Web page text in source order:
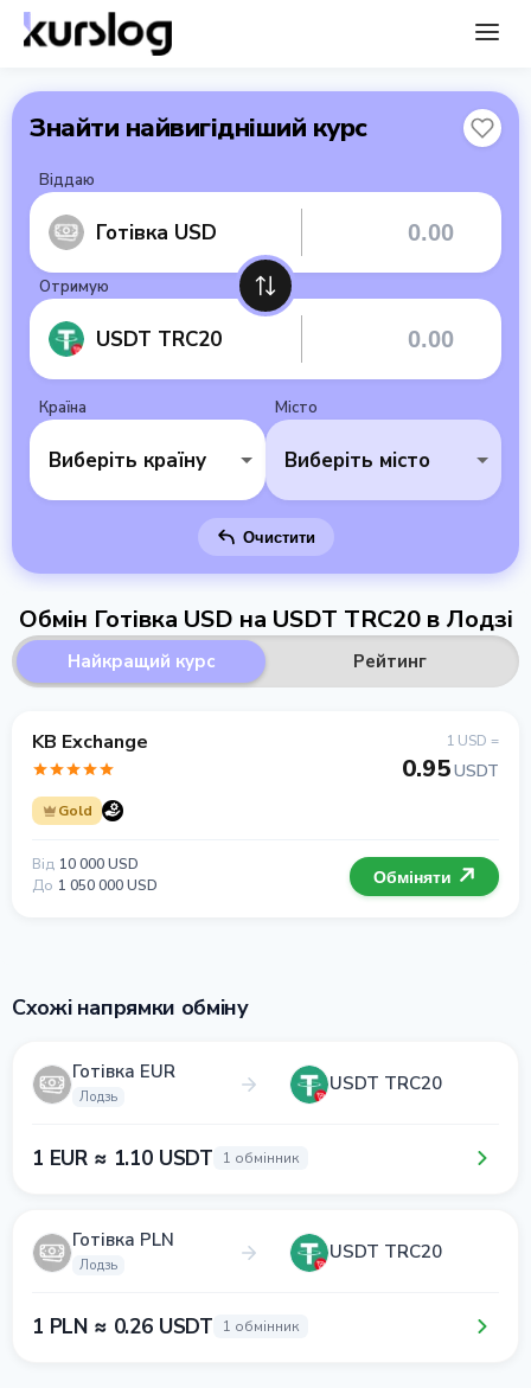
Знайти найвигідніший курс
Віддаю
Готівка USD
Отримую
USDT TRC20
Країна
Виберіть країну
Місто
Виберіть місто
Очистити
Обмін Готівка USD на USDT TRC20 в Лодзі
Найкращий курс Рейтинг
KB Exchange
Gold
1 USD =
0.95USDT
Від 10 000 USD
До 1 050 000 USD Обміняти
Схожі напрямки обміну
Готівка EUR
Лодзь
USDT TRC20
1 EUR ≈ 1.10 USDT 1 обмінник
Готівка PLN
Лодзь
USDT TRC20
1 PLN ≈ 0.26 USDT 1 обмінник